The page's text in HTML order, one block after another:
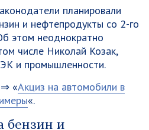
планировали
и нефтепродукты со 2-го
этом неоднократно
числе Николай Козак,
и промышленности.
⇒ «Акциз на автомобили в
«.
бензин и